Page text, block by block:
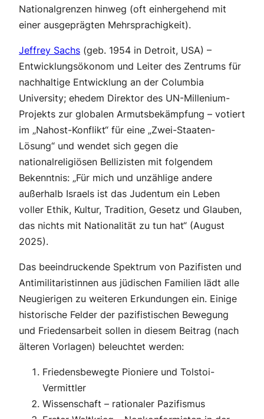
Nationalgrenzen hinweg (oft einhergehend mit
einer ausgeprägten Mehrsprachigkeit).
Jeffrey Sachs (geb. 1954 in Detroit, USA) –
Entwicklungsökonom und Leiter des Zentrums für
nachhaltige Entwicklung an der Columbia
University; ehedem Direktor des UN-Millenium-
Projekts zur globalen Armutsbekämpfung – votiert
im „Nahost-Konflikt“ für eine „Zwei-Staaten-
Lösung“ und wendet sich gegen die
nationalreligiösen Bellizisten mit folgendem
Bekenntnis: „Für mich und unzählige andere
außerhalb Israels ist das Judentum ein Leben
voller Ethik, Kultur, Tradition, Gesetz und Glauben,
das nichts mit Nationalität zu tun hat“ (August
2025).
Das beeindruckende Spektrum von Pazifisten und
Antimilitaristinnen aus jüdischen Familien lädt alle
Neugierigen zu weiteren Erkundungen ein. Einige
historische Felder der pazifistischen Bewegung
und Friedensarbeit sollen in diesem Beitrag (nach
älteren Vorlagen) beleuchtet werden:
Friedensbewegte Pioniere und Tolstoi-
Vermittler
Wissenschaft – rationaler Pazifismus